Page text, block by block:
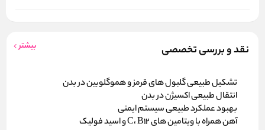
نقد و بررسی تخصصی بیشتر
تشکیل طبیعی گلبول های قرمز و هموگلوبین در بدن
انتقال طبیعی اکسیژن در بدن
بهبود عملکرد طبیعی سیستم ایمنی
آهن همراه با ویتامین های C، B12 و اسید فولیک